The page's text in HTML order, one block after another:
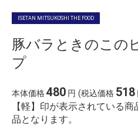
ISETAN MITSUKOSHI THE FOOD
豚バラときのこの
プ
本体価格480 円 (税込価格 518
【軽】印が表示されている
品となります。